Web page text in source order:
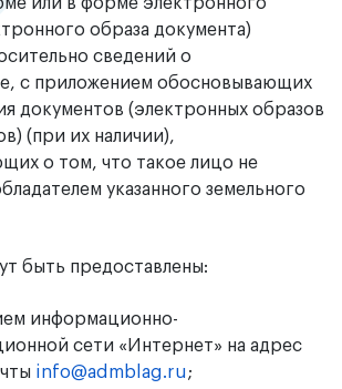
образа документа)
сведений о
с приложением обосновывающих
документов (электронных образов
(при их наличии),
о том, что такое лицо не
указанного земельного
быть предоставлены:
информационно-
сети «Интернет» на адрес
info@admblag.ru;